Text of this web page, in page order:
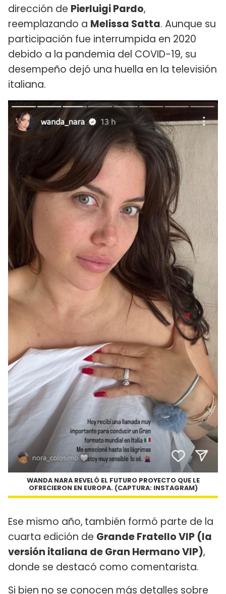
dirección de Pierluigi Pardo,
reemplazando a Melissa Satta. Aunque su
participación fue interrumpida en 2020
debido a la pandemia del COVID-19, su
desempeño dejó una huella en la televisión
italiana.
WANDA NARA REVELÓ EL FUTURO PROYECTO QUE LE
OFRECIERON EN EUROPA. (CAPTURA: INSTAGRAM)
Ese mismo año, también formó parte de la
cuarta edición de Grande Fratello VIP (la
versión italiana de Gran Hermano VIP),
donde se destacó como comentarista.
Si bien no se conocen más detalles sobre